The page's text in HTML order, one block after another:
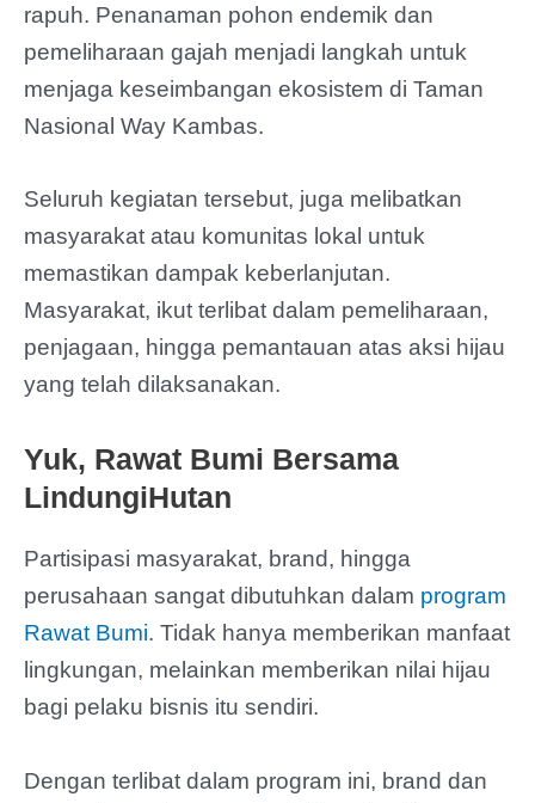
rapuh. Penanaman pohon endemik dan
pemeliharaan gajah menjadi langkah untuk
menjaga keseimbangan ekosistem di Taman
Nasional Way Kambas.
Seluruh kegiatan tersebut, juga melibatkan
masyarakat atau komunitas lokal untuk
memastikan dampak keberlanjutan.
Masyarakat, ikut terlibat dalam pemeliharaan,
penjagaan, hingga pemantauan atas aksi hijau
yang telah dilaksanakan.
Yuk, Rawat Bumi Bersama
LindungiHutan
Partisipasi masyarakat, brand, hingga
perusahaan sangat dibutuhkan dalam program
Rawat Bumi. Tidak hanya memberikan manfaat
lingkungan, melainkan memberikan nilai hijau
bagi pelaku bisnis itu sendiri.
Dengan terlibat dalam program ini, brand dan